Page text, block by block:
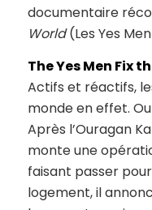
documentaire
World(Les Yes
The Yes Men Fix
Actifs et réactifs,
monde en effet.
Après l’Ouragan
monte une
faisant passer
logement, il